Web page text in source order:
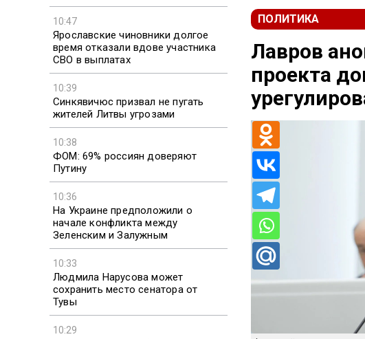
10:47
Ярославские чиновники долгое
время отказали вдове участника
СВО в выплатах
10:39
Синкявичюс призвал не пугать
жителей Литвы угрозами
10:38
ФОМ: 69% россиян доверяют
Путину
10:36
На Украине предположили о
начале конфликта между
Зеленским и Залужным
10:33
Людмила Нарусова может
сохранить место сенатора от
Тувы
10:29
ПОЛИТИКА
Лавров
проекта